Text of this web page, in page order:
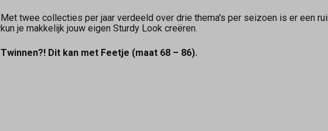
Met twee collecties per jaar verdeeld over drie thema's per seizoen is er een
kun je makkelijk jouw eigen Sturdy Look creëren.
Twinnen?! Dit kan met Feetje (maat 68 – 86).